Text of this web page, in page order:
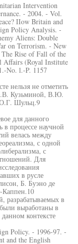
Intervention
- 2004. - Vol.
IIow Britain and
Policy Analysis. -
Aliens: Double
on Terrorism. - New
Rise of Fall of the
(Royal Institute
No. l.-P. 1157
нельзя не отметить
Кузьминой, В.Ю.
Шульц.9
для данного
в процессе научной
велась между
с одной
с
Для
в русле
Б. Буэно де
разрабатываемых в
выработаны в
контексте
Policy. - 1996-97. -
and the English